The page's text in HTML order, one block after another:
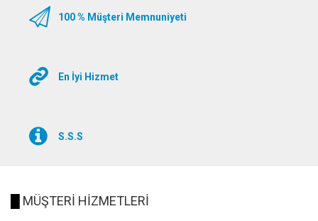
100 % Müşteri Memnuniyeti
En İyi Hizmet
S.S.S
MÜŞTERİ HİZMETLERİ